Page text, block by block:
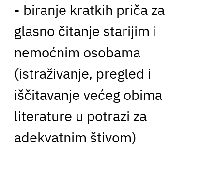
- biranje kratkih priča za
glasno čitanje starijim i
nemoćnim osobama
(istraživanje, pregled i
iščitavanje većeg obima
literature u potrazi za
adekvatnim štivom)